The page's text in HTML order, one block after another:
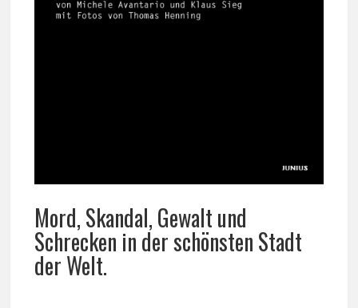
Mord, Skandal, Gewalt und
Schrecken in der schönsten Stadt
der Welt.